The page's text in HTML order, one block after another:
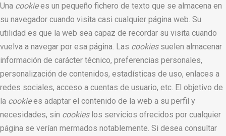
Una cookiees un pequeño fichero de texto que se almacena en
su navegador cuando visita casi cualquier página web. Su
utilidad es que la web sea capaz de recordar su visita cuando
vuelva a navegar por esa página. Las cookiessuelen almacenar
información de carácter técnico, preferencias personales,
personalización de contenidos, estadísticas de uso, enlaces a
redes sociales, acceso a cuentas de usuario, etc. El objetivo de
la cookiees adaptar el contenido de la web a su perfil y
necesidades, sin cookieslos servicios ofrecidos por cualquier
página se verían mermados notablemente. Si desea consultar